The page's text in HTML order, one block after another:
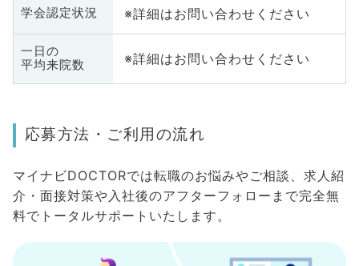
学会認定状況 ※詳細はお問い合わせください
一日の
平均来院数
※詳細はお問い合わせください
応募方法・ご利用の流れ
マイナビDOCTORでは転職のお悩みやご相談、求人紹
介・面接対策や入社後のアフターフォローまで完全無
料でトータルサポートいたします。